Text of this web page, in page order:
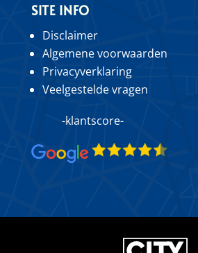
SITE INFO
Disclaimer
Algemene voorwaarden
Privacyverklaring
Veelgestelde vragen
-klantscore-